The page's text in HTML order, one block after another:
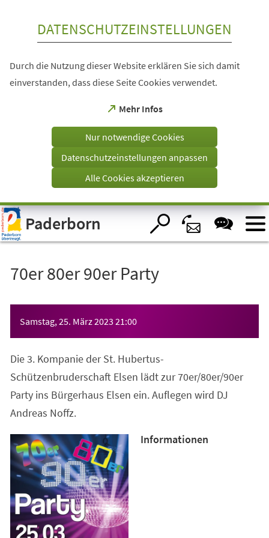
Visuelle
Assistenzsoftware
öffnen.
DATENSCHUTZEINSTELLUNGEN
Durch die Nutzung dieser Website erklären Sie sich damit
einverstanden, dass diese Seite Cookies verwendet.
Mehr Infos
(Öffnet
einem
Tab)
Nur notwendige Cookies
Datenschutzeinstellungen anpassen
Alle Cookies akzeptieren
Paderborn
70er 80er 90er Party
Samstag, 25. März 2023 21:00
Die 3. Kompanie der St. Hubertus-
Schützenbruderschaft Elsen lädt zur 70er/80er/90er
Party ins Bürgerhaus Elsen ein. Auflegen wird DJ
Andreas Noffz.
Informationen